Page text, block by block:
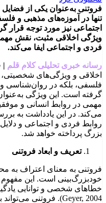
فروتنی به‌عنوان یکی از
تنها در آموزه‌های مذهبی و
اجتماعی نیز مورد توجه قرار
ویژگی اخلاقی مثبت، نقش
فردی و اجتماعی ایفا می‌کند.
رسانه خبری تحلیلی کلام قلم |
اخلاقی و ویژگی‌های شخصیتی،
فلسفی، بلکه در روان‌شناسی و
گرفته است. این ویژگی
مهمی در روابط انسانی و
می‌کند. در این یادداشت به
روابط فردی و اجتماعی و
بزرگ پرداخته خواهد شد.
تعریف و ابعاد فروتنی
فروتنی به معنای اعتراف به
خودبزرگ‌بینی است. این
Geyer, 2004). فروتنی می‌تواند به دو دسته تقسیم شود: